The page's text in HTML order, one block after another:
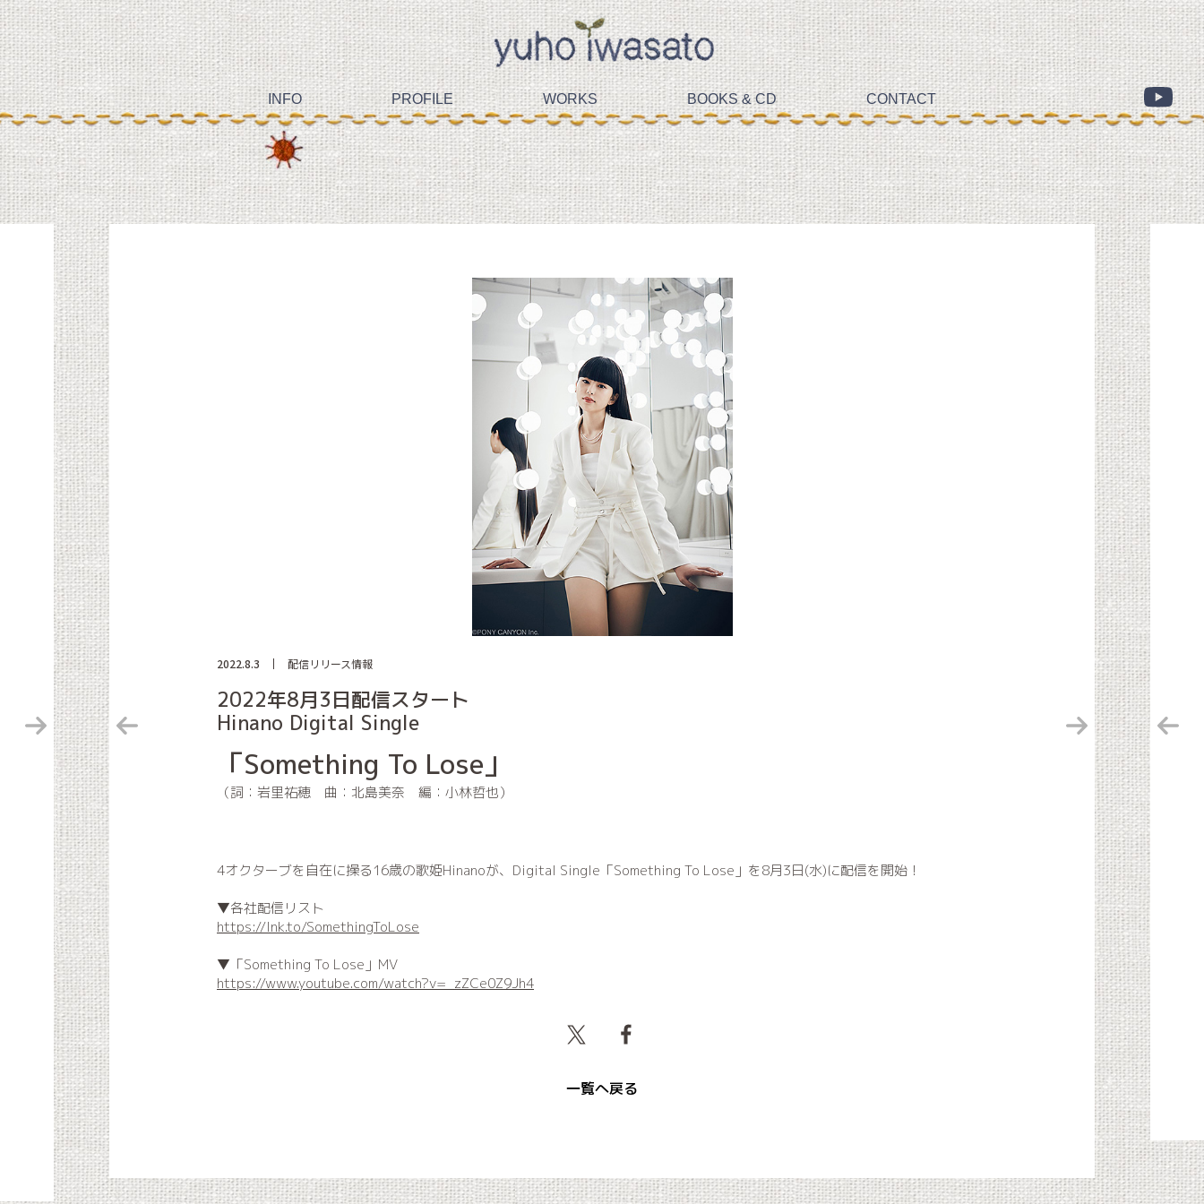
INFO PROFILE WORKS BOOKS & CD CONTACT
2022.8.3 配信リリース情報
2022年8月3日配信スタート
Hinano Digital Single
「Something To Lose」
（詞：岩里祐穂 曲：北島美奈 編：小林哲也）
4オクターブを自在に操る16歳の歌姫Hinanoが、Digital Single「Something To Lose」を8月3日(水)に配信を開始！
▼各社配信リスト
https://lnk.to/SomethingToLose
▼「Something To Lose」MV
https://www.youtube.com/watch?v=_zZCe0Z9Jh4
一覧へ戻る